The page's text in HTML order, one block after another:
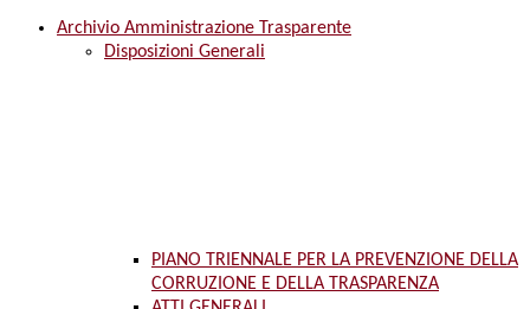
Archivio Amministrazione Trasparente
Disposizioni Generali
PIANO TRIENNALE PER LA PREVENZIONE DELLA
CORRUZIONE E DELLA TRASPARENZA